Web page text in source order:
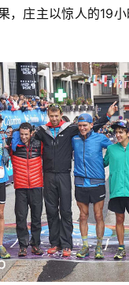
，庄主以惊人的19